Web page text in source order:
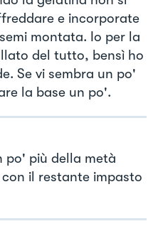
e incorporate
montata. Io per la
del tutto, bensì ho
Se vi sembra un po'
la base un po'.
po' più della metà
il restante impasto